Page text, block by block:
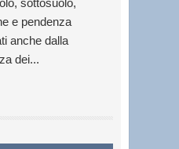
e pendenza
anche dalla
dei...